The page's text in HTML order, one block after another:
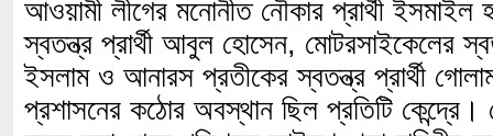
আওয়ামী লীগের মনোনীত নৌকার প্রার্থী
স্বতন্ত্র প্রার্থী আবুল হোসেন, মোটরসাইকেলের
ইসলাম ও আনারস প্রতীকের স্বতন্ত্র প্রার্থী
প্রশাসনের কঠোর অবস্থান ছিল প্রতিটি